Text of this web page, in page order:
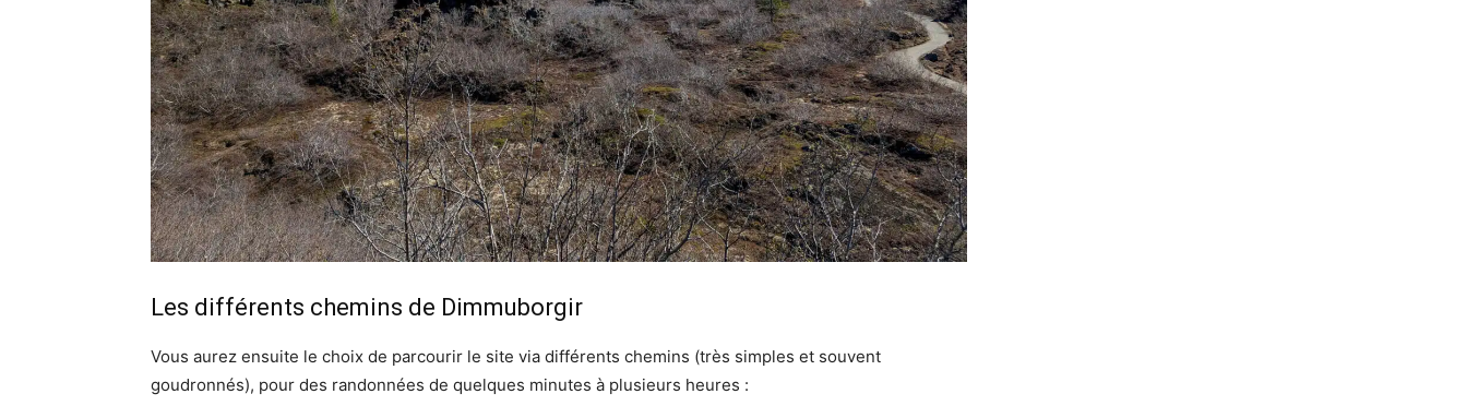
Les différents chemins de Dimmuborgir
Vous aurez ensuite le choix de parcourir le site via différents chemins (très simples et souvent
goudronnés), pour des randonnées de quelques minutes à plusieurs heures :